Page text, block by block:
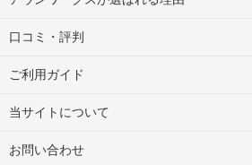
口コミ・評判
ご利用ガイド
当サイトについて
お問い合わせ